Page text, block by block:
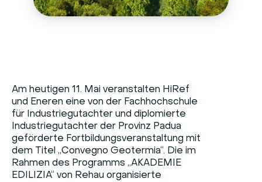
Am heutigen 11. Mai veranstalten HiRef
und Eneren eine von der Fachhochschule
für Industriegutachter und diplomierte
Industriegutachter der Provinz Padua
geförderte Fortbildungsveranstaltung mit
dem Titel „Convegno Geotermia“. Die im
Rahmen des Programms „AKADEMIE
EDILIZIA“ von Rehau organisierte